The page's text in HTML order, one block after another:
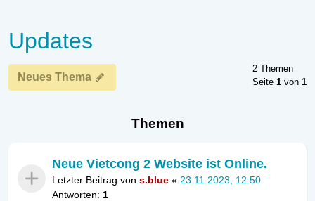
Updates
Neues Thema
2 Themen
Seite 1 von 1
Themen
Neue Vietcong 2 Website ist Online.
Letzter Beitrag von s.blue « 23.11.2023, 12:50
Antworten: 1